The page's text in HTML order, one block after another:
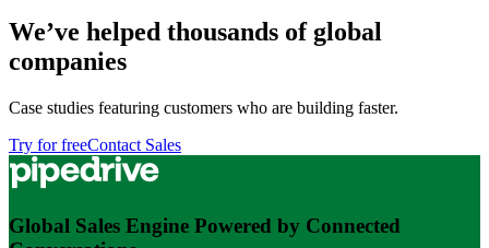
We’ve helped thousands of global
companies
Case studies featuring customers who are building faster.
Try for freeContact Sales
Global Sales Engine Powered by Connected